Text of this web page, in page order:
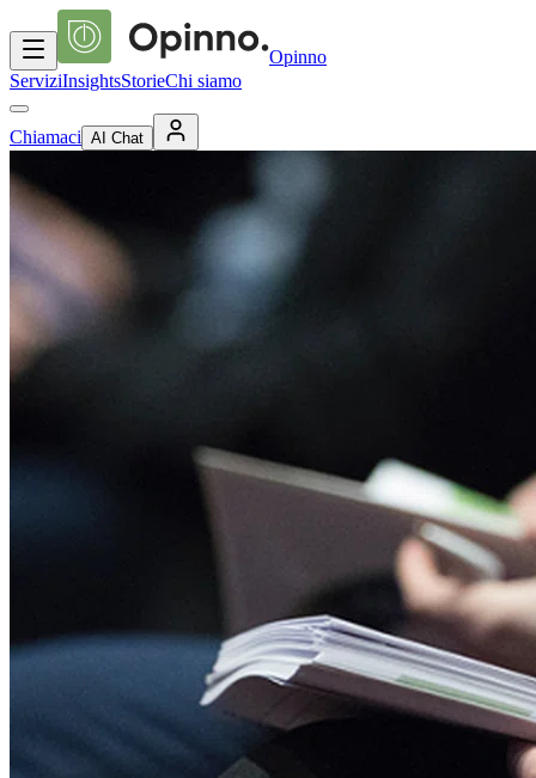
Opinno
ServiziInsightsStorieChi siamo
Chiamaci AI Chat